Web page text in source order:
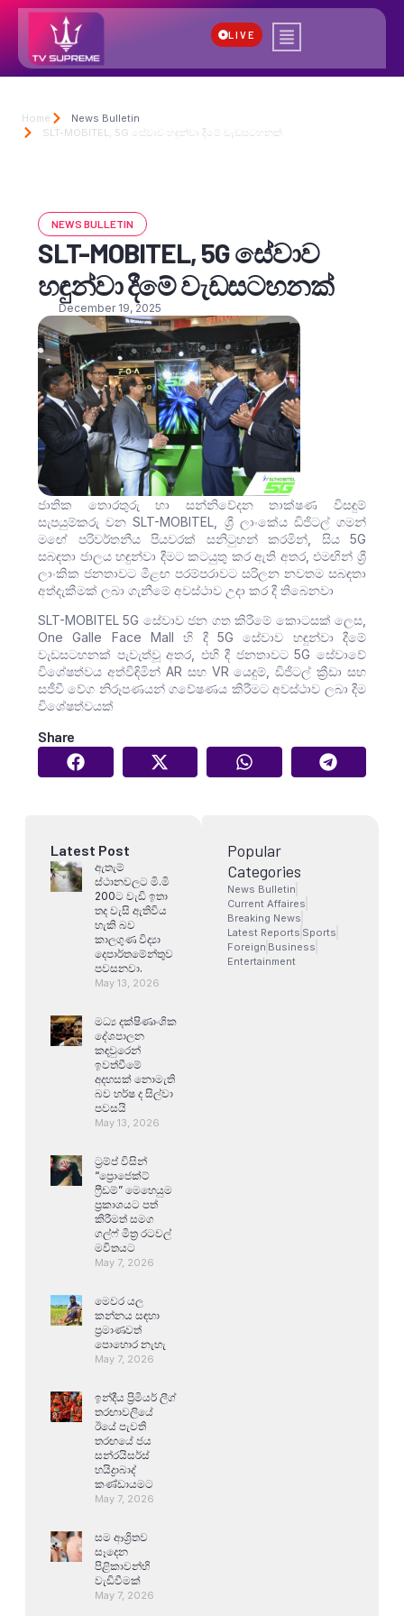
LIVE
Home
News Bulletin
SLT-MOBITEL, 5G සේවාව හඳුන්වා දීමේ වැඩසටහනක්
NEWS BULLETIN
SLT-MOBITEL, 5G සේවාව
හඳුන්වා දීමේ වැඩසටහනක්
December 19, 2025
ජාතික තොරතුරු හා සන්නිවේදන තාක්ෂණ විසඳුම්
සැපයුම්කරු වන SLT-MOBITEL, ශ්‍රී ලාංකේය ඩිජිටල් ගමන්
මඟේ පරිවර්තනීය පියවරක් සනිටුහන් කරමින්, සිය 5G
සබඳතා ජාලය හඳුන්වා දීමට කටයුතු කර ඇති අතර, එමඟින් ශ්‍රී
ලාංකික ජනතාවට මීළඟ පරම්පරාවට සරිලන නවතම සබඳතා
අත්දැකීමක් ලබා ගැනීමේ අවස්ථාව උදා කර දී තිබෙනවා
SLT-MOBITEL 5G සේවාව ජන ගත කිරීමේ කොටසක් ලෙස,
One Galle Face Mall හි දී 5G සේවාව හඳුන්වා දීමේ
වැඩසටහනක් පැවැත්වූ අතර, එහි දී ජනතාවට 5G සේවාවේ
විශේෂත්වය අත්විඳිමින් AR සහ VR යෙදුම්, ඩිජිටල් ක්‍රීඩා සහ
සජීවී වේග නිරූපණයන් ගවේෂණය කිරීමට අවස්ථාව ලබා දීම
විශේෂත්වයක්
Share
Latest Post
ඇතැම්
ස්ථානවලට මි.මි
200ට වැඩි ඉතා
තද වැසි ඇතිවිය
හැකි බව
කාලගුණ විද්‍යා
දෙපාර්තමේන්තුව
පවසනවා.
May 13, 2026
මධ්‍ය දක්ෂිණාංශික
දේශපාලන
කඳවුරෙන්
ඉවත්වීමේ
අදහසක් නොමැති
බව හර්ෂ ද සිල්වා
පවසයි
May 13, 2026
ට්‍රම්ප් විසින්
“ප්‍රොජෙක්ට්
ෆ්‍රීඩම්” මෙහෙයුම
ප්‍රකාශයට පත්
කිරීමත් සමග
ගල්ෆ් මිත්‍ර රටවල්
මවිතයට
May 7, 2026
මෙවර යල
කන්නය සඳහා
ප්‍රමාණවත්
පොහොර නැහැ
May 7, 2026
ඉන්දීය ප්‍රිමියර් ලීග්
තරඟාවලියේ
ඊයේ පැවති
තරඟයේ ජය
සන්රයිසර්ස්
හයිද්‍රාබාද්
කණ්ඩායමට
May 7, 2026
සම ආශ්‍රිතව
සෑදෙන
පිළිකාවන්හි
වැඩිවීමක්
May 7, 2026
Popular
Categories
News Bulletin
Current Affaires
Breaking News
Latest Reports Sports
Foreign Business
Entertainment